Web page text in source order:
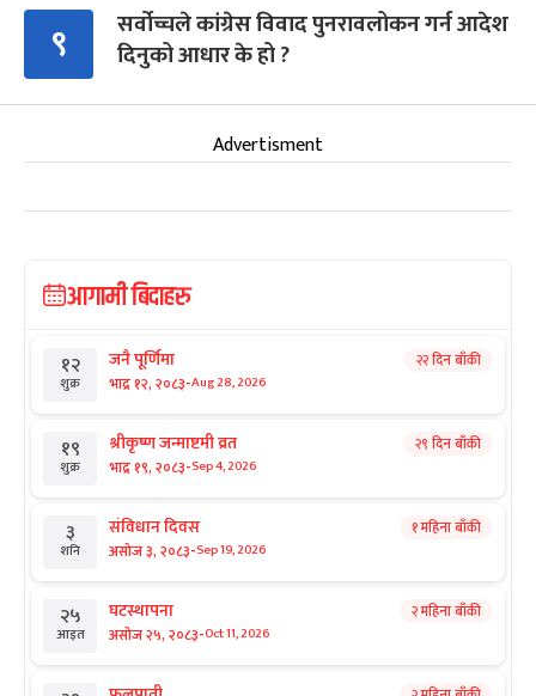
९
सर्वोच्चले कांग्रेस विवाद पुनरावलोकन गर्न आदेश
दिनुको आधार के हो ?
Advertisment
आगामी बिदाहरु
१२
शुक्र
जनै पूर्णिमा
भाद्र १२, २०८३-Aug 28, 2026
२२ दिन बाँकी
१९
शुक्र
श्रीकृष्ण जन्माष्टमी व्रत
भाद्र १९, २०८३-Sep 4, 2026
२९ दिन बाँकी
३
शनि
संविधान दिवस
असोज ३, २०८३-Sep 19, 2026
१ महिना बाँकी
२५
आइत
घटस्थापना
असोज २५, २०८३-Oct 11, 2026
२ महिना बाँकी